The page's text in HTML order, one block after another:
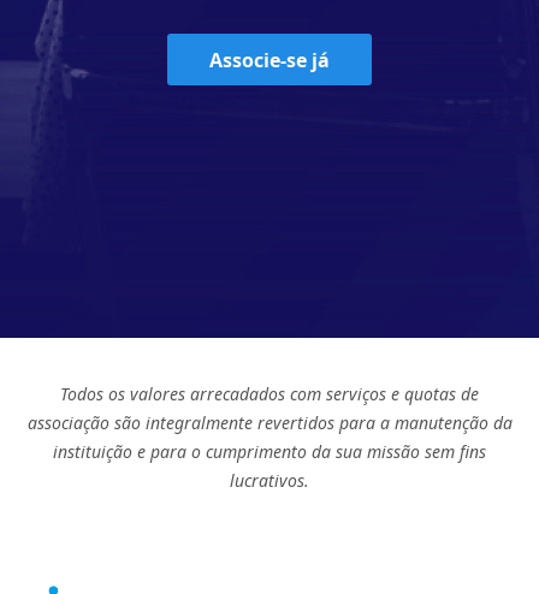
Associe-se já
Todos os valores arrecadados com serviços e quotas de
associação são integralmente revertidos para a manutenção da
instituição e para o cumprimento da sua missão sem fins
lucrativos.